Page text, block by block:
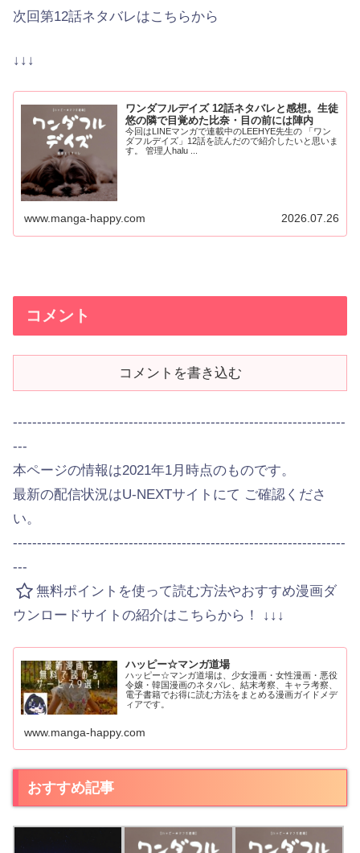
次回第12話ネタバレはこちらから
↓↓↓
ワンダフルデイズ 12話ネタバレと感想。生徒
悠の隣で目覚めた比奈・目の前には陣内
今回はLINEマンガで連載中のLEEHYE先生の 「ワン
ダフルデイズ」12話を読んだので紹介したいと思いま
す。 管理人halu ...
www.manga-happy.com 2026.07.26
コメント
コメントを書き込む
---------------------------------------------------------------------
---
本ページの情報は2021年1月時点のものです。
最新の配信状況はU-NEXTサイトにて ご確認くださ
い。
---------------------------------------------------------------------
---
無料ポイントを使って読む方法やおすすめ漫画ダ
ウンロードサイトの紹介はこちらから！ ↓↓↓
ハッピー☆マンガ道場
ハッピー☆マンガ道場は、少女漫画・女性漫画・悪役
令嬢・韓国漫画のネタバレ、結末考察、キャラ考察、
電子書籍でお得に読む方法をまとめる漫画ガイドメデ
ィアです。
www.manga-happy.com
おすすめ記事